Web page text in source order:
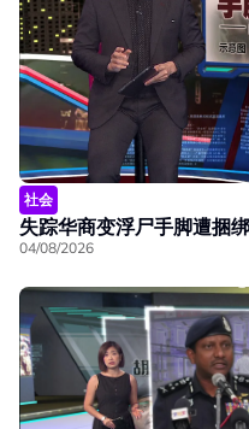
社会
失踪华商变浮尸手脚遭捆
04/08/2026